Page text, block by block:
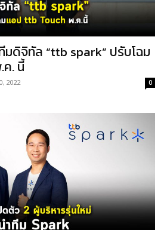
มดิจิทัล “ttb spark” ปรับโฉม
. นี้
2022 0